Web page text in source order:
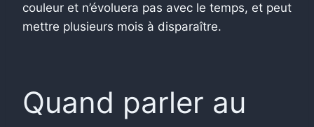
couleur et n’évoluera pas avec le temps, et peut
mettre plusieurs mois à disparaître.
Quand parler au